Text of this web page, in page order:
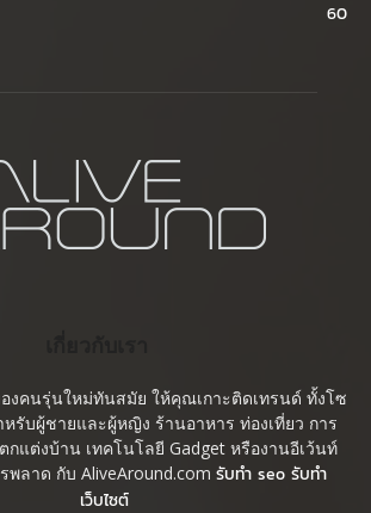
60
งคนรุ่นใหม่ทันสมัย ให้คุณเกาะติดเทรนด์ ทั้งโซ
รับผู้ชายและผู้หญิง ร้านอาหาร ท่องเที่ยว การ
กแต่งบ้าน เทคโนโลยี Gadget หรืองานอีเว้นท์
ลาด กับ AliveAround.com รับทำ seo รับทำ
เว็บไซต์